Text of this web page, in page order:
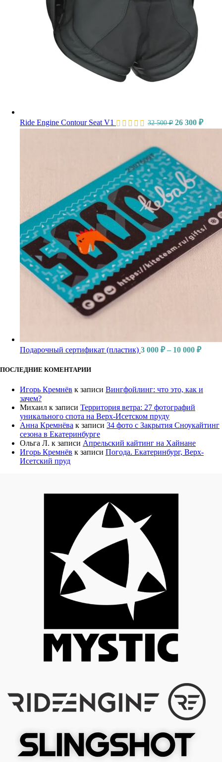
Ride Engine Contour Seat V1 32 500₽ 26 300 ₽
Подарочный сертификат (пластик) 3 000 ₽ – 10 000 ₽
ПОСЛЕДНИЕ КОМЕНТАРИИ
Игорь Кремнёв к записи Вингфойлинг: что это, как и
зачем?
Михаил к записи Территория ветра: 27 фотографий
уникального спота на Верх-Исетском пруду
Анна Кремнёва к записи 34 фото с Закрытия Сноукайтинг
сезона в Екатеринбурге
Ольга Л. к записи Апрельский кайтинг на Хайнане
Игорь Кремнёв к записи Погода. Екатеринбург, Верх-
Исетский пруд